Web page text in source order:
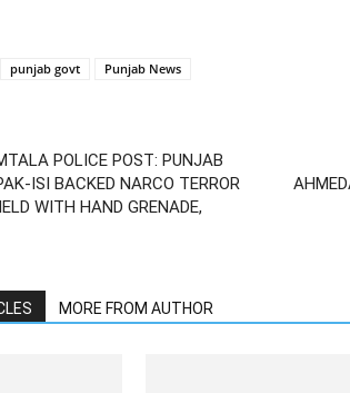
punjab govt Punjab News
POLICE POST: PUNJAB
ISI BACKED NARCO TERROR
WITH HAND GRENADE,
MORE FROM AUTHOR